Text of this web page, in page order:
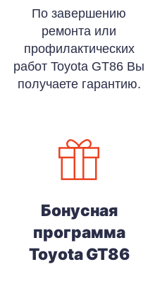
По завершению
ремонта или
профилактических
работ Toyota GT86 Вы
получаете гарантию.
Бонусная
программа
Toyota GT86